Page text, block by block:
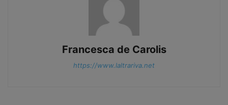
Francesca de Carolis
https://www.laltrariva.net